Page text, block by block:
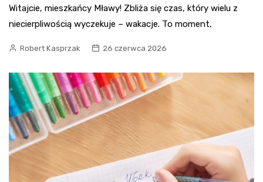
Witajcie, mieszkańcy Mławy! Zbliża się czas, który wielu z
niecierpliwością wyczekuje – wakacje. To moment,
Robert Kasprzak 26 czerwca 2026